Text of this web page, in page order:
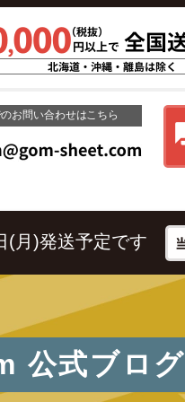
お問い合わせはこちら
(月)発送予定です
公式ブログ